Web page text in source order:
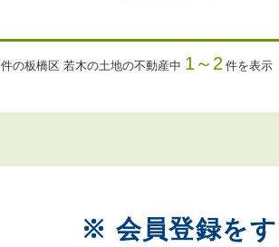
件の板橋区 若木の土地の不動産中 1～2 件を表示
※ 会員登録を